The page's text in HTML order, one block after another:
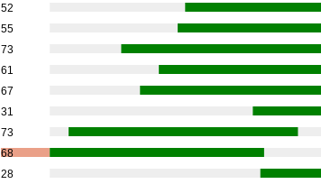
52
55
73
61
67
31
73
68
28